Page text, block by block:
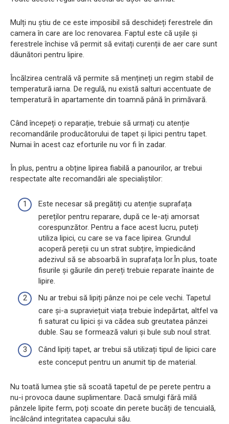
Mulți nu știu de ce este imposibil să deschideți ferestrele din
camera în care are loc renovarea. Faptul este că ușile și
ferestrele închise vă permit să evitați curenții de aer care sunt
dăunători pentru lipire.
Încălzirea centrală vă permite să mențineți un regim stabil de
temperatură iarna. De regulă, nu există salturi accentuate de
temperatură în apartamente din toamnă până în primăvară.
Când începeți o reparație, trebuie să urmați cu atenție
recomandările producătorului de tapet și lipici pentru tapet.
Numai în acest caz eforturile nu vor fi în zadar.
În plus, pentru a obține lipirea fiabilă a panourilor, ar trebui
respectate alte recomandări ale specialiștilor:
Este necesar să pregătiți cu atenție suprafața
pereților pentru reparare, după ce le-ați amorsat
corespunzător. Pentru a face acest lucru, puteți
utiliza lipici, cu care se va face lipirea. Grundul
acoperă pereții cu un strat subțire, împiedicând
adezivul să se absoarbă în suprafața lor.În plus, toate
fisurile și găurile din pereți trebuie reparate înainte de
lipire.
Nu ar trebui să lipiți pânze noi pe cele vechi. Tapetul
care și-a supraviețuit viața trebuie îndepărtat, altfel va
fi saturat cu lipici și va cădea sub greutatea pânzei
duble. Sau se formează valuri și bule sub noul strat.
Când lipiți tapet, ar trebui să utilizați tipul de lipici care
este conceput pentru un anumit tip de material.
Nu toată lumea știe să scoată tapetul de pe perete pentru a
nu-i provoca daune suplimentare. Dacă smulgi fără milă
pânzele lipite ferm, poți scoate din perete bucăți de tencuială,
încălcând integritatea capacului său.